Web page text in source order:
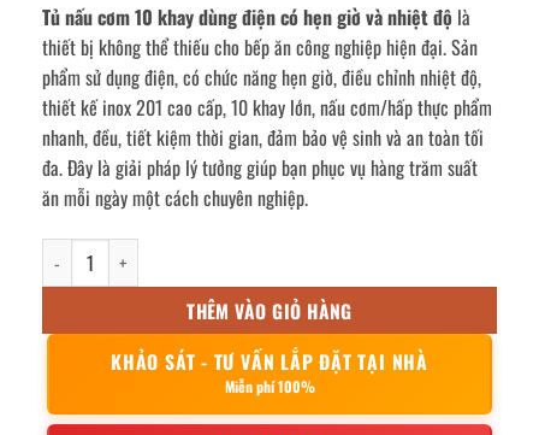
Tủ nấu cơm 10 khay dùng điện có hẹn giờ và nhiệt độ là
thiết bị không thể thiếu cho bếp ăn công nghiệp hiện đại. Sản
phẩm sử dụng điện, có chức năng hẹn giờ, điều chỉnh nhiệt độ,
thiết kế inox 201 cao cấp, 10 khay lớn, nấu cơm/hấp thực phẩm
nhanh, đều, tiết kiệm thời gian, đảm bảo vệ sinh và an toàn tối
đa. Đây là giải pháp lý tưởng giúp bạn phục vụ hàng trăm suất
ăn mỗi ngày một cách chuyên nghiệp.
Tủ nấu cơm 10 khay dùng điện có hẹn giờ và nhiệt độ số lượng
THÊM VÀO GIỎ HÀNG
KHẢO SÁT - TƯ VẤN LẮP ĐẶT TẠI NHÀ
Miễn phí 100%